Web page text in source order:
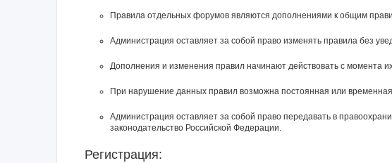
Правила отдельных форумов являются дополнениями к общим
Администрация оставляет за собой право изменять правила без
Дополнения и изменения правил начинают действовать с момента
При нарушение данных правил возможна постоянная или
Администрация оставляет за собой право передавать в
законодательство Российской Федерации.
Регистрация: